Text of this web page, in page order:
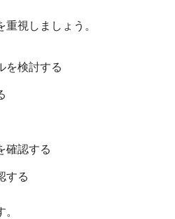
視しましょう。
を検討する
確認する
する